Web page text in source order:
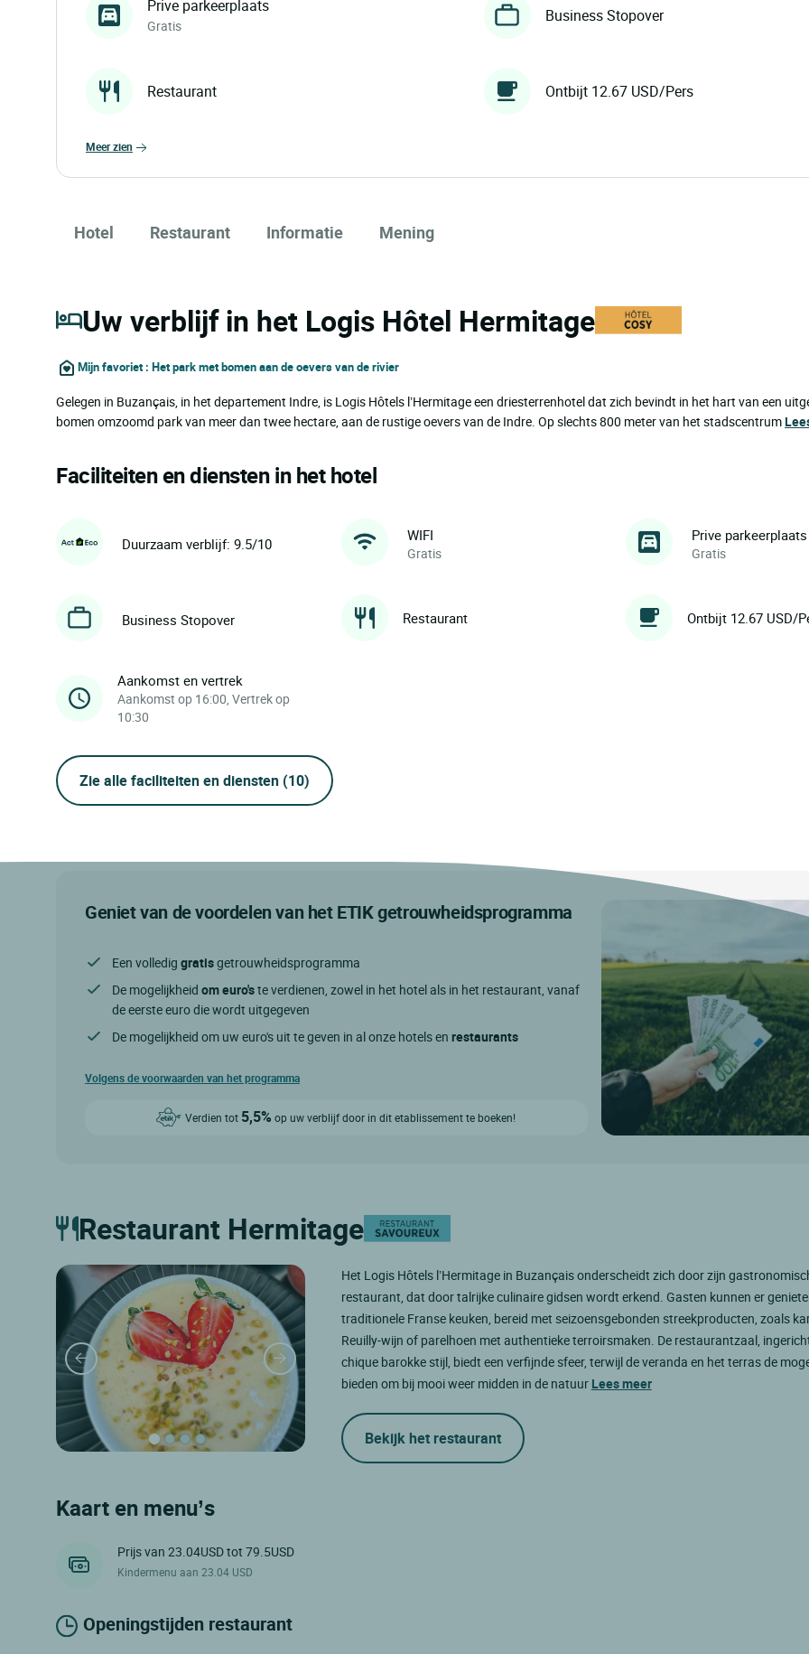
Prive parkeerplaats
Gratis
Business Stopover
Restaurant Ontbijt 12.67 USD/Pers
meer zien
Hotel Restaurant Informatie Mening
Uw verblijf in het Logis Hôtel Hermitage
Mijn favoriet : Het park met bomen aan de oevers van de rivier
Gelegen in Buzançais, in het departement Indre, is Logis Hôtels l’Hermitage een driesterrenhotel dat zich bevindt in het hart van een
bomen omzoomd park van meer dan twee hectare, aan de rustige oevers van de Indre. Op slechts 800 meter van het stadscentrum
Faciliteiten en diensten in het hotel
Duurzaam verblijf: 9.5/10 WIFI
Gratis
Prive parkeerplaats
Gratis
Business Stopover Restaurant Ontbijt 12.67 USD/
Aankomst en vertrek
Aankomst op 16:00, Vertrek op
10:30
Zie alle faciliteiten en diensten (10)
Geniet van de voordelen van het ETIK getrouwheidsprogramma
Een volledig gratisgetrouwheidsprogramma
De mogelijkheid om euro'ste verdienen, zowel in het hotel als in het restaurant, vanaf
de eerste euro die wordt uitgegeven
De mogelijkheid om uw euro's uit te geven in al onze hotels en restaurants
Volgens de voorwaarden van het programma
Verdien tot 5,5% op uw verblijf door in dit etablissement te boeken!
Restaurant Hermitage
Het Logis Hôtels l’Hermitage in Buzançais onderscheidt zich door zijn
restaurant, dat door talrijke culinaire gidsen wordt erkend. Gasten kunnen er
traditionele Franse keuken, bereid met seizoensgebonden streekproducten, zoals
Reuilly-wijn of parelhoen met authentieke terroirsmaken. De restaurantzaal,
chique barokke stijl, biedt een verfijnde sfeer, terwijl de veranda en het terras de
bieden om bij mooi weer midden in de natuur Lees meer
Bekijk het restaurant
Kaart en menu’s
Prijs van 23.04USD tot 79.5USD
Kindermenu aan 23.04 USD
Openingstijden restaurant